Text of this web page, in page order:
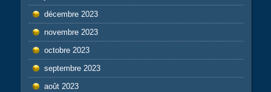
décembre 2023
novembre 2023
octobre 2023
septembre 2023
août 2023